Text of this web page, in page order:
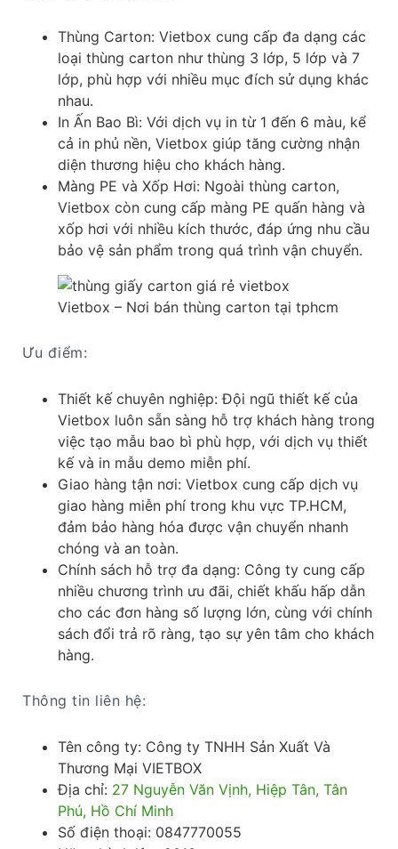
Thùng Carton: Vietbox cung cấp đa dạng các
loại thùng carton như thùng 3 lớp, 5 lớp và 7
lớp, phù hợp với nhiều mục đích sử dụng khác
nhau.
In Ấn Bao Bì: Với dịch vụ in từ 1 đến 6 màu, kể
cả in phủ nền, Vietbox giúp tăng cường nhận
diện thương hiệu cho khách hàng.
Màng PE và Xốp Hơi: Ngoài thùng carton,
Vietbox còn cung cấp màng PE quấn hàng và
xốp hơi với nhiều kích thước, đáp ứng nhu cầu
bảo vệ sản phẩm trong quá trình vận chuyển.
Vietbox – Nơi bán thùng carton tại tphcm
Ưu điểm:
Thiết kế chuyên nghiệp: Đội ngũ thiết kế của
Vietbox luôn sẵn sàng hỗ trợ khách hàng trong
việc tạo mẫu bao bì phù hợp, với dịch vụ thiết
kế và in mẫu demo miễn phí. ​
Giao hàng tận nơi: Vietbox cung cấp dịch vụ
giao hàng miễn phí trong khu vực TP.HCM,
đảm bảo hàng hóa được vận chuyển nhanh
chóng và an toàn.​
Chính sách hỗ trợ đa dạng: Công ty cung cấp
nhiều chương trình ưu đãi, chiết khấu hấp dẫn
cho các đơn hàng số lượng lớn, cùng với chính
sách đổi trả rõ ràng, tạo sự yên tâm cho khách
hàng.
Thông tin liên hệ:
Tên công ty: Công ty TNHH Sản Xuất Và
Thương Mại VIETBOX
Địa chỉ: 27 Nguyễn Văn Vịnh, Hiệp Tân, Tân
Phú, Hồ Chí Minh
Số điện thoại: 0847770055